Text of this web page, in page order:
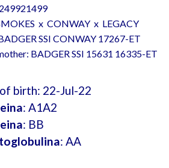
x CONWAY x LEGACY
SSI CONWAY 17267-ET
BADGER SSI 15631 16335-ET
birth: 22-Jul-22
: A1A2
: BB
: AA